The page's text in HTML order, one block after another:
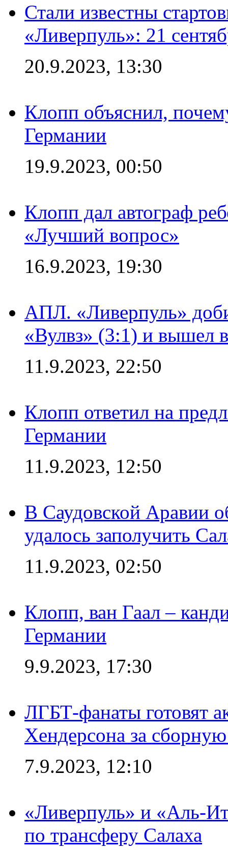
Стали известны
«Ливерпуль»: 21
20.9.2023, 13:30
Клопп объяснил,
Германии
19.9.2023, 00:50
Клопп дал автограф
«Лучший вопрос»
16.9.2023, 19:30
АПЛ. «Ливерпуль»
«Вулвз» (3:1) и вышел
11.9.2023, 22:50
Клопп ответил на
Германии
11.9.2023, 12:50
В Саудовской Аравии
удалось заполучить
11.9.2023, 02:50
Клопп, ван Гаал –
Германии
9.9.2023, 17:30
ЛГБТ-фанаты готовят
Хендерсона за
7.9.2023, 12:10
«Ливерпуль» и «Аль-
по трансферу Салаха